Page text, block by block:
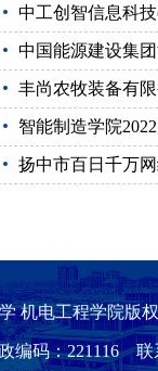
中工创智信息科
中国能源建设集
丰尚农牧装备有
智能制造学院
扬中市百日千万
机电工程学院版
码：221116 联